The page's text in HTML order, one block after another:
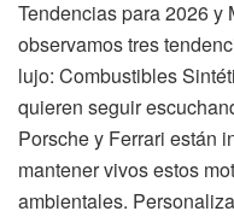
Tendencias para 2026 y
observamos tres
lujo: Combustibles
quieren seguir
Porsche y Ferrari están
mantener vivos estos
ambientales.